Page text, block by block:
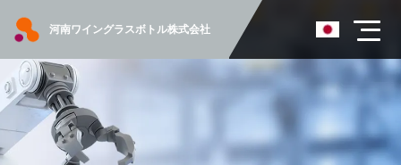
河南ワイングラスボトル株式会社